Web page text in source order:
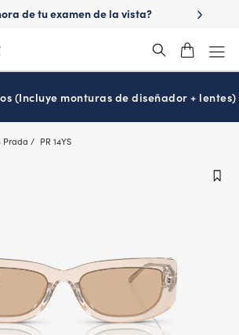
de tu examen de la vista?
Disfruta -
(Incluye monturas de diseñador + lentes)
Prada PR 14YS